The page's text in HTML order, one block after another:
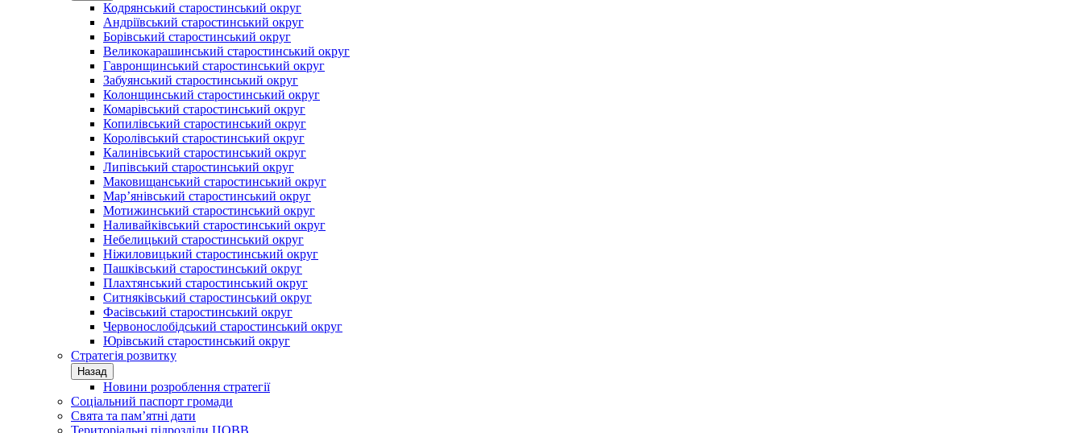
Кодрянський старостинський округ
Андріївський старостинський округ
Борівський старостинський округ
Великокарашинський старостинський округ
Гавронщинський старостинський округ
Забуянський старостинський округ
Колонщинський старостинський округ
Комарівський старостинський округ
Копилівський старостинський округ
Королівський старостинський округ
Калинівський старостинський округ
Липівський старостинський округ
Маковищанський старостинський округ
Мар’янівський старостинський округ
Мотижинський старостинський округ
Наливайківський старостинський округ
Небелицький старостинський округ
Ніжиловицький старостинський округ
Пашківський старостинський округ
Плахтянський старостинський округ
Ситняківський старостинський округ
Фасівський старостинський округ
Червонослобідський старостинський округ
Юрівський старостинський округ
Стратегія розвитку
Назад
Новини розроблення стратегії
Соціальний паспорт громади
Свята та пам’ятні дати
Територіальні підрозділи ЦОВВ